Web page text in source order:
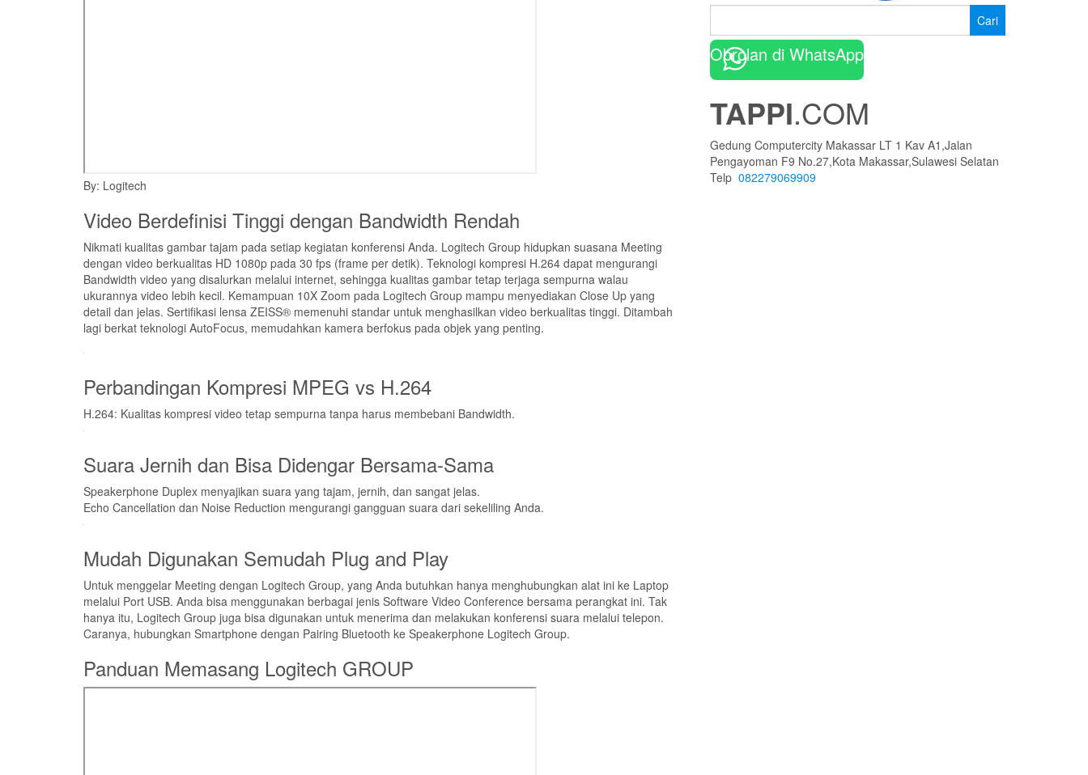
By: Logitech
Video Berdefinisi Tinggi dengan Bandwidth Rendah
Nikmati kualitas gambar tajam pada setiap kegiatan konferensi Anda. Logitech Group hidupkan suasana Meeting
dengan video berkualitas HD 1080p pada 30 fps (frame per detik). Teknologi kompresi H.264 dapat mengurangi
Bandwidth video yang disalurkan melalui internet, sehingga kualitas gambar tetap terjaga sempurna walau
ukurannya video lebih kecil. Kemampuan 10X Zoom pada Logitech Group mampu menyediakan Close Up yang
detail dan jelas. Sertifikasi lensa ZEISS® memenuhi standar untuk menghasilkan video berkualitas tinggi. Ditambah
lagi berkat teknologi AutoFocus, memudahkan kamera berfokus pada objek yang penting.
Perbandingan Kompresi MPEG vs H.264
H.264: Kualitas kompresi video tetap sempurna tanpa harus membebani Bandwidth.
Suara Jernih dan Bisa Didengar Bersama-Sama
Speakerphone Duplex menyajikan suara yang tajam, jernih, dan sangat jelas.
Echo Cancellation dan Noise Reduction mengurangi gangguan suara dari sekeliling Anda.
Mudah Digunakan Semudah Plug and Play
Untuk menggelar Meeting dengan Logitech Group, yang Anda butuhkan hanya menghubungkan alat ini ke Laptop
melalui Port USB. Anda bisa menggunakan berbagai jenis Software Video Conference bersama perangkat ini. Tak
hanya itu, Logitech Group juga bisa digunakan untuk menerima dan melakukan konferensi suara melalui telepon.
Caranya, hubungkan Smartphone dengan Pairing Bluetooth ke Speakerphone Logitech Group.
Panduan Memasang Logitech GROUP
Obrolan di WhatsApp
TAPPI.COM
Gedung Computercity Makassar LT 1 Kav A1,Jalan
Pengayoman F9 No.27,Kota Makassar,Sulawesi Selatan
Telp 082279069909